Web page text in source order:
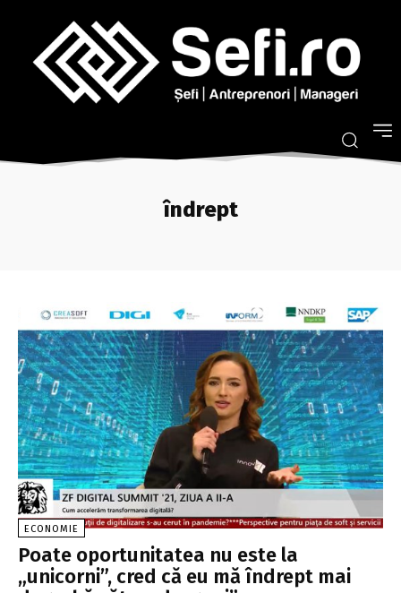
îndrept
ECONOMIE
Poate oportunitatea nu este la
„unicorni”, cred că eu mă îndrept mai